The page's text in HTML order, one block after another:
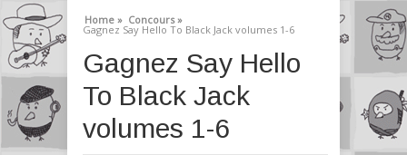
Home » Concours »
Gagnez Say Hello To Black Jack volumes 1-6
Gagnez Say Hello
To Black Jack
volumes 1-6